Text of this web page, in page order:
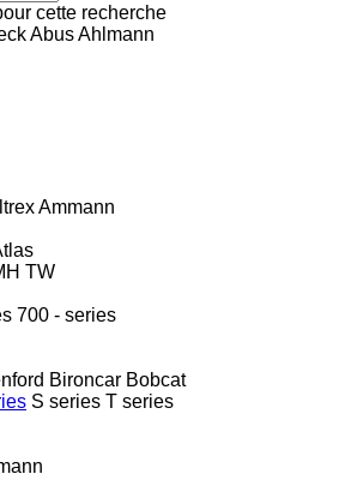
cette recherche
AbusAhlmann
Ammann
TW
700 - series
Bironcar Bobcat
S series T series